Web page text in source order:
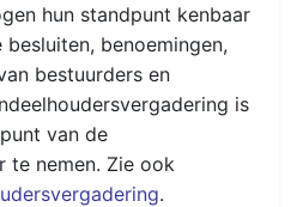
hun standpunt kenbaar
benoemingen,
bestuurders en
is
van de
te nemen. Zie ook
.